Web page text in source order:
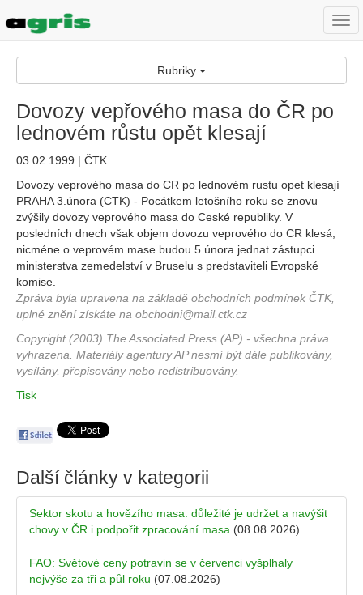
Rubriky
Dovozy vepřového masa do ČR po
lednovém růstu opět klesají
03.02.1999 | ČTK
Dovozy veprového masa do CR po lednovém rustu opet klesají
PRAHA 3.února (CTK) - Pocátkem letošního roku se znovu
zvýšily dovozy veprového masa do Ceské republiky. V
posledních dnech však objem dovozu veprového do CR klesá,
nicméne o veprovém mase budou 5.února jednat zástupci
ministerstva zemedelství v Bruselu s predstaviteli Evropské
komise.
Zpráva byla upravena na základě obchodních podmínek ČTK,
uplné znění získáte na obchodni@mail.ctk.cz
Copyright (2003) The Associated Press (AP) - všechna práva
vyhrazena. Materiály agentury AP nesmí být dále publikovány,
vysílány, přepisovány nebo redistribuovány.
Tisk
Další články v kategorii
Sektor skotu a hovězího masa: důležité je udržet a navýšit
chovy v ČR i podpořit zpracování masa (08.08.2026)
FAO: Světové ceny potravin se v červenci vyšplhaly
nejvýše za tři a půl roku (07.08.2026)